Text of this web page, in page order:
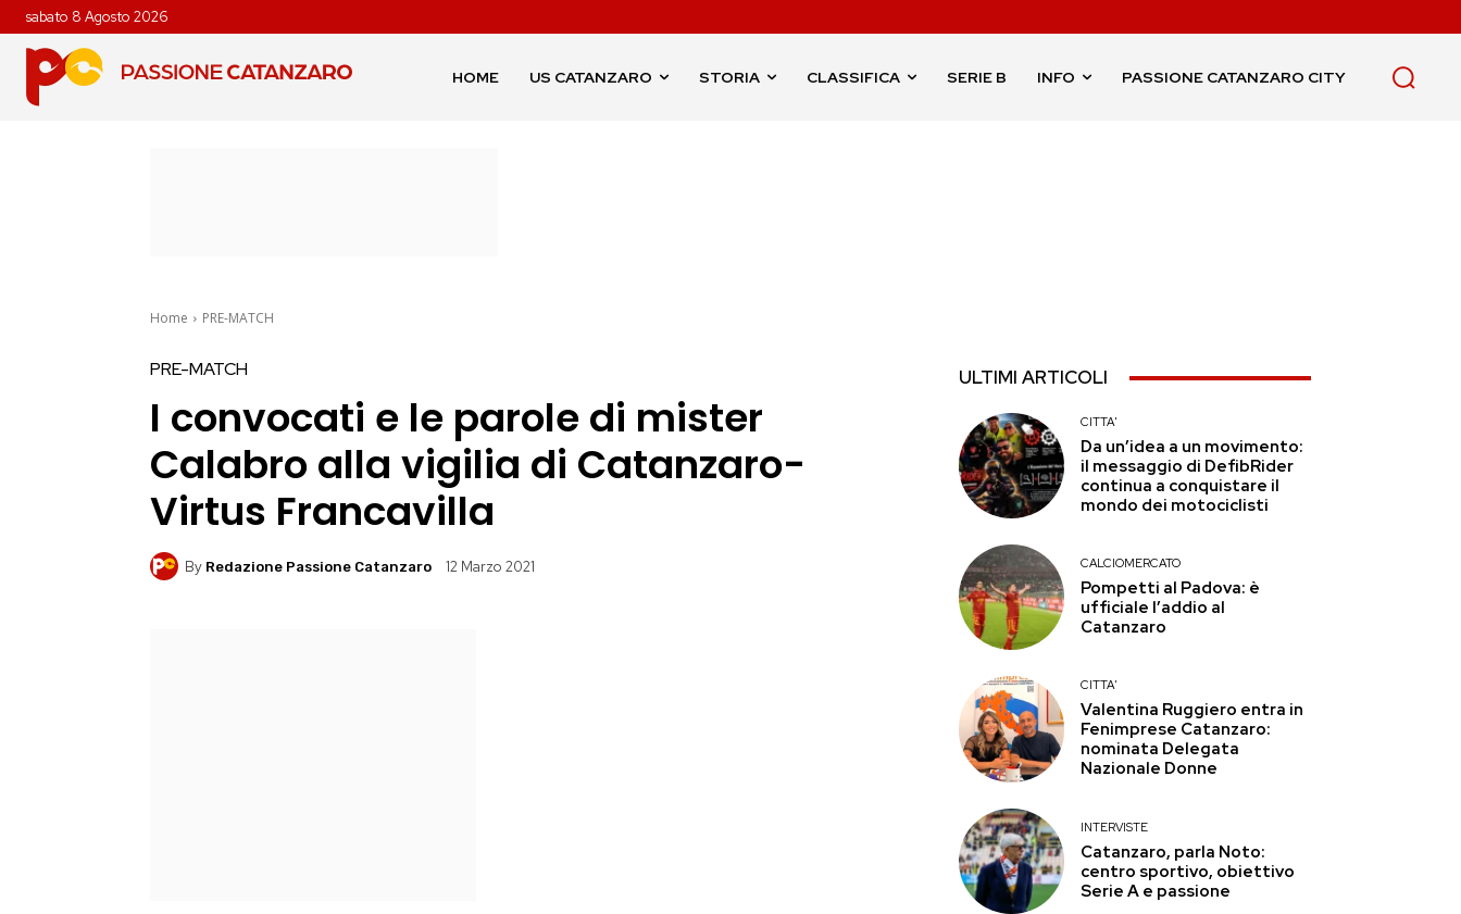
sabato 8 Agosto 2026
HOME US CATANZARO STORIA CLASSIFICA SERIE B INFO PASSIONE CATANZARO CITY
Home PRE-MATCH
PRE-MATCH
I convocati e le parole di mister
Calabro alla vigilia di Catanzaro-
Virtus Francavilla
By Redazione Passione Catanzaro 12 Marzo 2021
ULTIMI ARTICOLI
CITTA'
Da un’idea a un movimento:
il messaggio di DefibRider
continua a conquistare il
mondo dei motociclisti
CALCIOMERCATO
Pompetti al Padova: è
ufficiale l’addio al
Catanzaro
CITTA'
Valentina Ruggiero entra in
Fenimprese Catanzaro:
nominata Delegata
Nazionale Donne
INTERVISTE
Catanzaro, parla Noto:
centro sportivo, obiettivo
Serie A e passione